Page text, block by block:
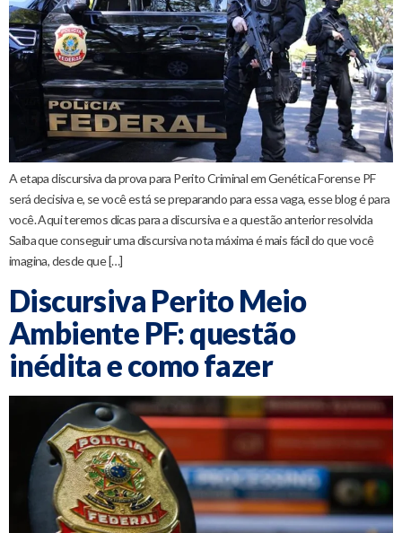
A etapa discursiva da prova para Perito Criminal em Genética Forense PF
será decisiva e, se você está se preparando para essa vaga, esse blog é para
você. Aqui teremos dicas para a discursiva e a questão anterior resolvida
Saiba que conseguir uma discursiva nota máxima é mais fácil do que você
imagina, desde que […]
Discursiva Perito Meio
Ambiente PF: questão
inédita e como fazer